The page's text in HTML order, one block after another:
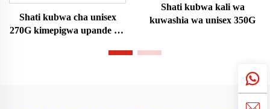
Shati kubwa cha unisex
270G kimepigwa upande wa
Shati kubwa kali wa
kuwashia wa unisex 350G